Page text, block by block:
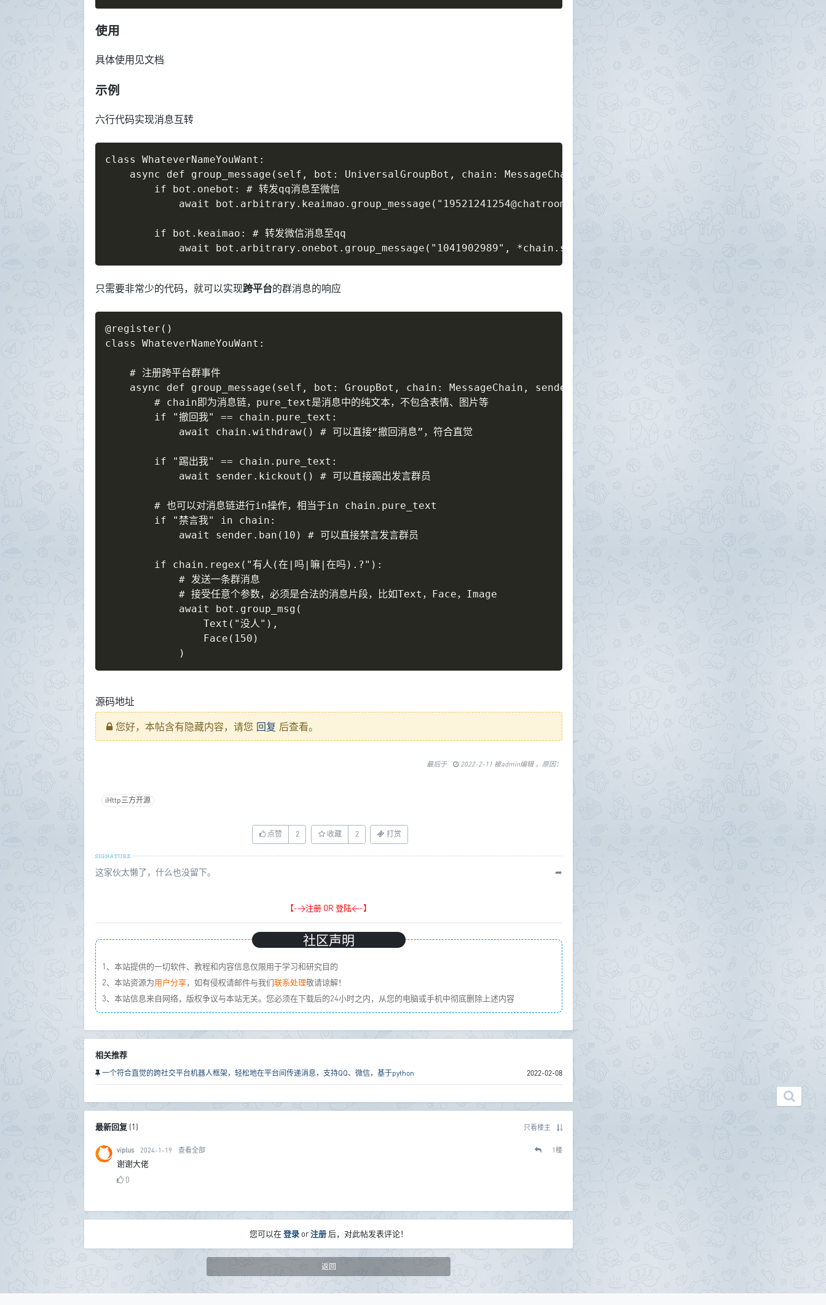
使用
具体使用见文档
示例
六行代码实现消息互转
class WhateverNameYouWant:
    async def group_message(self, bot: UniversalGroupBot, chain: MessageChain):
        if bot.onebot: # 转发qq消息至微信
            await bot.arbitrary.keaimao.group_message("19521241254@chatroom", *chain.segments)
        if bot.keaimao: # 转发微信消息至qq
            await bot.arbitrary.onebot.group_message("1041902989", *chain.segments)
只需要非常少的代码，就可以实现跨平台的群消息的响应
@register()
class WhateverNameYouWant:
    # 注册跨平台群事件
    async def group_message(self, bot: GroupBot, chain: MessageChain, sender: Sender):
        # chain即为消息链，pure_text是消息中的纯文本，不包含表情、图片等
        if "撤回我" == chain.pure_text:
            await chain.withdraw() # 可以直接“撤回消息”，符合直觉
        if "踢出我" == chain.pure_text:
            await sender.kickout() # 可以直接踢出发言群员
        # 也可以对消息链进行in操作，相当于in chain.pure_text
        if "禁言我" in chain:
            await sender.ban(10) # 可以直接禁言发言群员
        if chain.regex("有人(在|吗|嘛|在吗).?"):
            # 发送一条群消息
            # 接受任意个参数，必须是合法的消息片段，比如Text，Face，Image
            await bot.group_msg(
                Text("没人"),
                Face(150)
            )
源码地址
您好，本帖含有隐藏内容，请您 回复 后查看。
最后于 2022-2-11 被admin编辑 ，原因：
iHttp三方开源
点赞 2 收藏 2 打赏
这家伙太懒了，什么也没留下。 ➦
【->注册 OR 登陆<-】
社区声明
1、本站提供的一切软件、教程和内容信息仅限用于学习和研究目的
2、本站资源为用户分享，如有侵权请邮件与我们联系处理敬请谅解！
3、本站信息来自网络，版权争议与本站无关。您必须在下载后的24小时之内，从您的电脑或手机中彻底删除上述内容
相关推荐
一个符合直觉的跨社交平台机器人框架，轻松地在平台间传递消息，支持QQ、微信，基于python 2022-02-08
最新回复(1) 只看楼主
viplus 2024-1-19 查看全部 1楼
谢谢大佬
0
您可以在登录or注册后，对此帖发表评论！
返回